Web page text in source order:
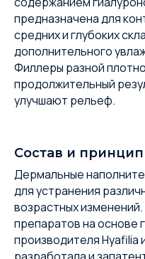
предназначена для
средних и глубоких
дополнительного
Филлеры разной
продолжительный
улучшают рельеф.
Состав и
Дермальные
для устранения
возрастных
препаратов на основе
производителя